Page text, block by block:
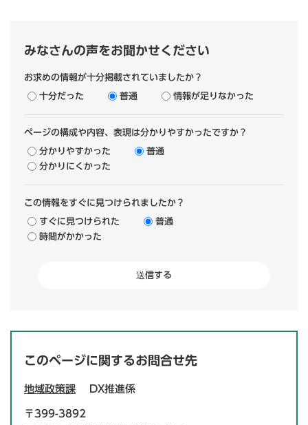
みなさんの声をお聞かせください
お求めの情報が十分掲載されていましたか？
十分だった 普通 情報が足りなかった
ページの構成や内容、表現は分かりやすかったですか？
分かりやすかった
普通
分かりにくかった
この情報をすぐに見つけられましたか？
すぐに見つけられた
普通
時間がかかった
このページに関するお問合せ先
地域政策課 DX推進係
〒399-3892